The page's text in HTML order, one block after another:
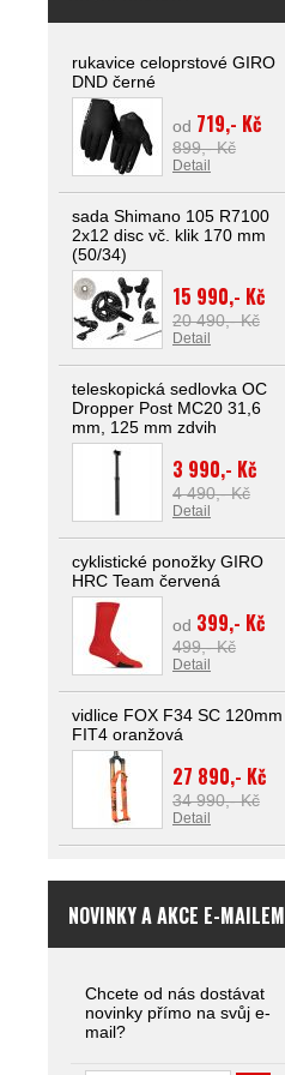
rukavice celoprstové GIRO
DND černé
od 719,- Kč
899,- Kč
Detail
sada Shimano 105 R7100
2x12 disc vč. klik 170 mm
(50/34)
15 990,- Kč
20 490,- Kč
Detail
teleskopická sedlovka OC
Dropper Post MC20 31,6
mm, 125 mm zdvih
3 990,- Kč
4 490,- Kč
Detail
cyklistické ponožky GIRO
HRC Team červená
od 399,- Kč
499,- Kč
Detail
vidlice FOX F34 SC 120mm
FIT4 oranžová
27 890,- Kč
34 990,- Kč
Detail
NOVINKY A AKCE E-MAILEM
Chcete od nás dostávat
novinky přímo na svůj e-
mail?